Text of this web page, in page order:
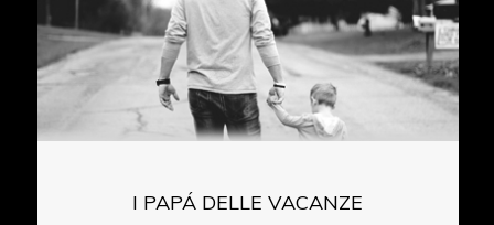
I PAPÁ DELLE VACANZE